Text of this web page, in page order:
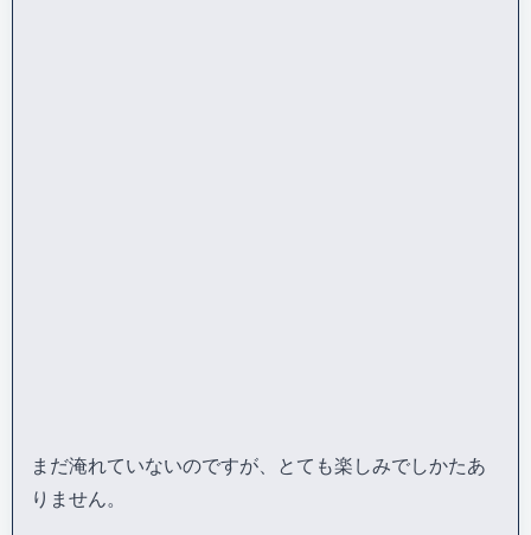
まだ淹れていないのですが、とても楽しみでしかたあ
りません。